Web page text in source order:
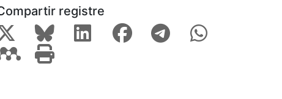
registre